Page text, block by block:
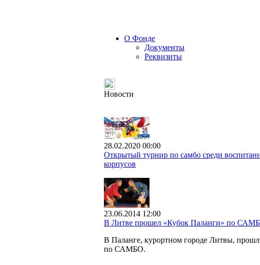
О Фонде
Документы
Реквизиты
Новости
28.02.2020 00:00
Открытый турнир по самбо среди
корпусов
23.06.2014 12:00
В Литве прошел «Кубок Паланги» по
В Паланге, курортном городе Литвы,
по САМБО.